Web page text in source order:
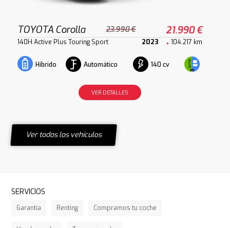
TOYOTA Corolla 23.990 € 21.990 €
140H Active Plus Touring Sport 2023 104.217 km
Híbrido Automático 140 cv
VER DETALLES
Ver todos los vehículos
SERVICIOS
Garantía Renting Compramos tu coche